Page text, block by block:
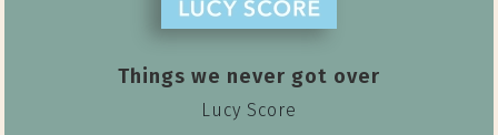
Things we never got over
Lucy Score